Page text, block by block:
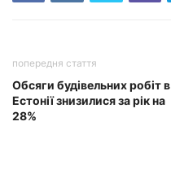
попередня стаття
Обсяги будівельних робіт в
Естонії знизилися за рік на
28%